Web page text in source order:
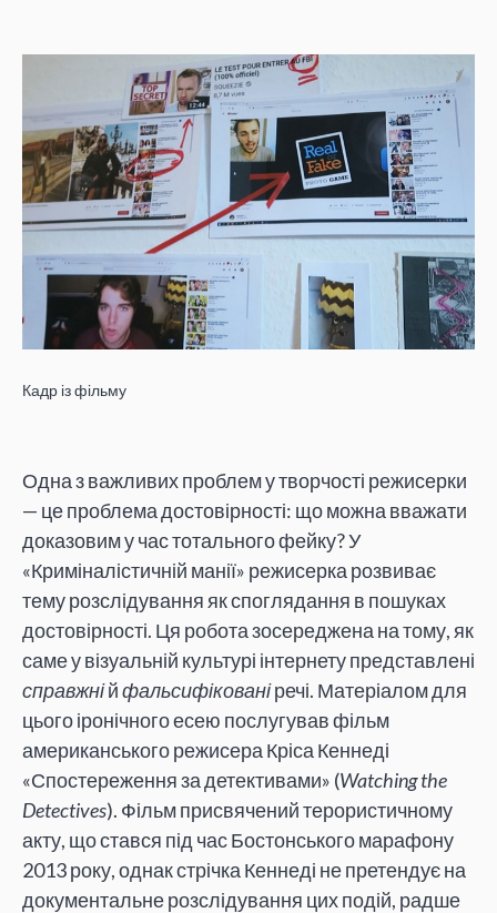
Кадр із фільму
Одна з важливих проблем у творчості режисерки
— це проблема достовірності: що можна вважати
доказовим у час тотального фейку? У
«Криміналістичній манії» режисерка розвиває
тему розслідування як споглядання в пошуках
достовірності. Ця робота зосереджена на тому, як
саме у візуальній культурі інтернету представлені
справжнійфальсифікованіречі. Матеріалом для
цього іронічного есею послугував фільм
американського режисера Кріса Кеннеді
«Спостереження за детективами» (Watching the
Detectives). Фільм присвячений терористичному
акту, що стався під час Бостонського марафону
2013 року, однак стрічка Кеннеді не претендує на
документальне розслідування цих подій, радше